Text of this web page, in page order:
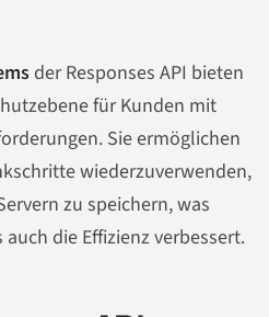
der Responses API bieten
für Kunden mit
Sie ermöglichen
wiederzuverwenden,
zu speichern, was
die Effizienz verbessert.